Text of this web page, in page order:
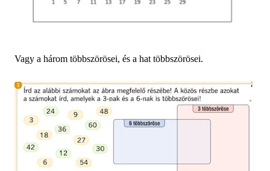
Vagy a három többszörösei, és a hat többszörösei.